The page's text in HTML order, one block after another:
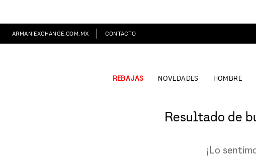
ARMANIEXCHANGE.COM.MX CONTACTO
REBAJAS NOVEDADES HOMBRE
Resultado de
¡Lo